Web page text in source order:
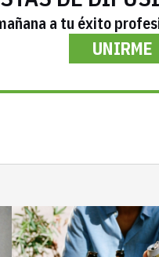
a tu éxito
UNIRME